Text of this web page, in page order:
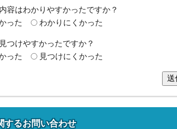
容はわかりやすかったですか？
った
わかりにくかった
つけやすかったですか？
った
見つけにくかった
送
するお問い合わせ